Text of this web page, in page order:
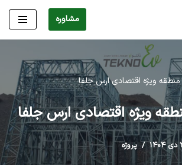
مشاوره
منطقه ویژه اقتصادی ارس جلفا
ویژه اقتصادی ارس جلفا
پروژه